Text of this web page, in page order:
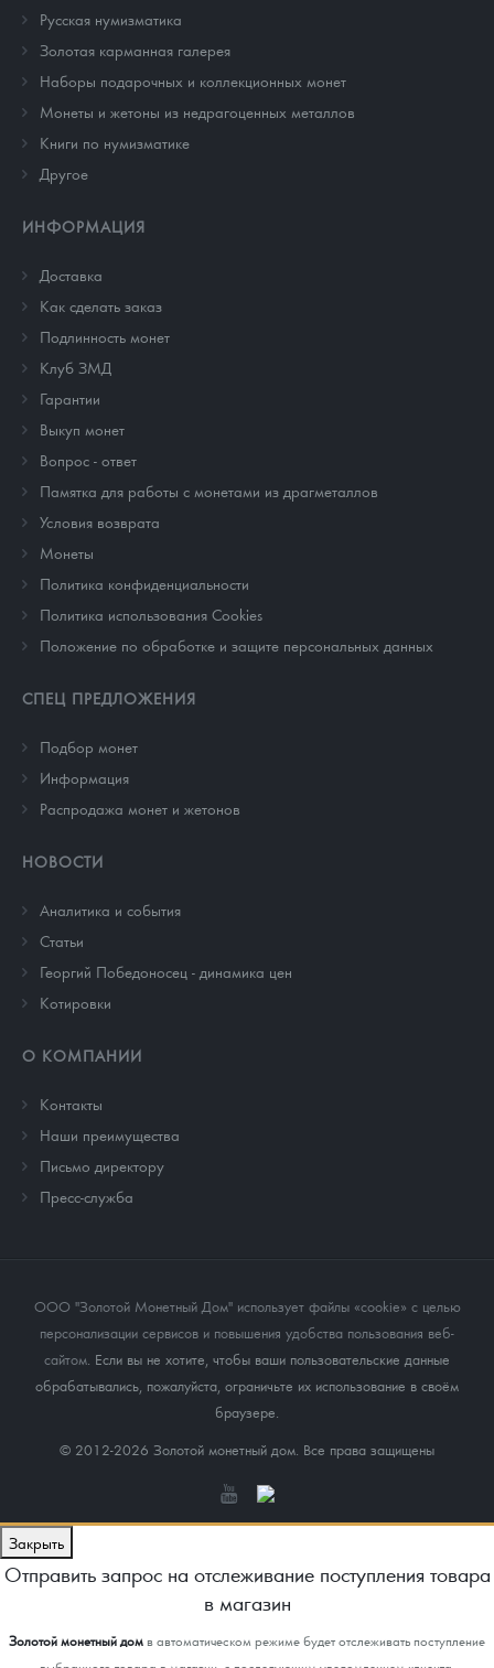
Русская нумизматика
Золотая карманная галерея
Наборы подарочных и коллекционных монет
Монеты и жетоны из недрагоценных металлов
Книги по нумизматике
Другое
ИНФОРМАЦИЯ
Доставка
Как сделать заказ
Подлинность монет
Клуб ЗМД
Гарантии
Выкуп монет
Вопрос - ответ
Памятка для работы с монетами из драгметаллов
Условия возврата
Монеты
Политика конфиденциальности
Политика использования Cookies
Положение по обработке и защите персональных данных
СПЕЦ ПРЕДЛОЖЕНИЯ
Подбор монет
Информация
Распродажа монет и жетонов
НОВОСТИ
Аналитика и события
Cтатьи
Георгий Победоносец - динамика цен
Котировки
О КОМПАНИИ
Контакты
Наши преимущества
Письмо директору
Пресс-служба
ООО "Золотой Монетный Дом" использует файлы «cookie» с целью
персонализации сервисов и повышения удобства пользования веб-
сайтом. Если вы не хотите, чтобы ваши пользовательские данные
обрабатывались, пожалуйста, ограничьте их использование в своём
браузере.
© 2012-2026 Золотой монетный дом. Все права защищены
Закрыть
Отправить запрос на отслеживание поступления товара
в магазин
Золотой монетный домв автоматическом режиме будет отслеживать поступление